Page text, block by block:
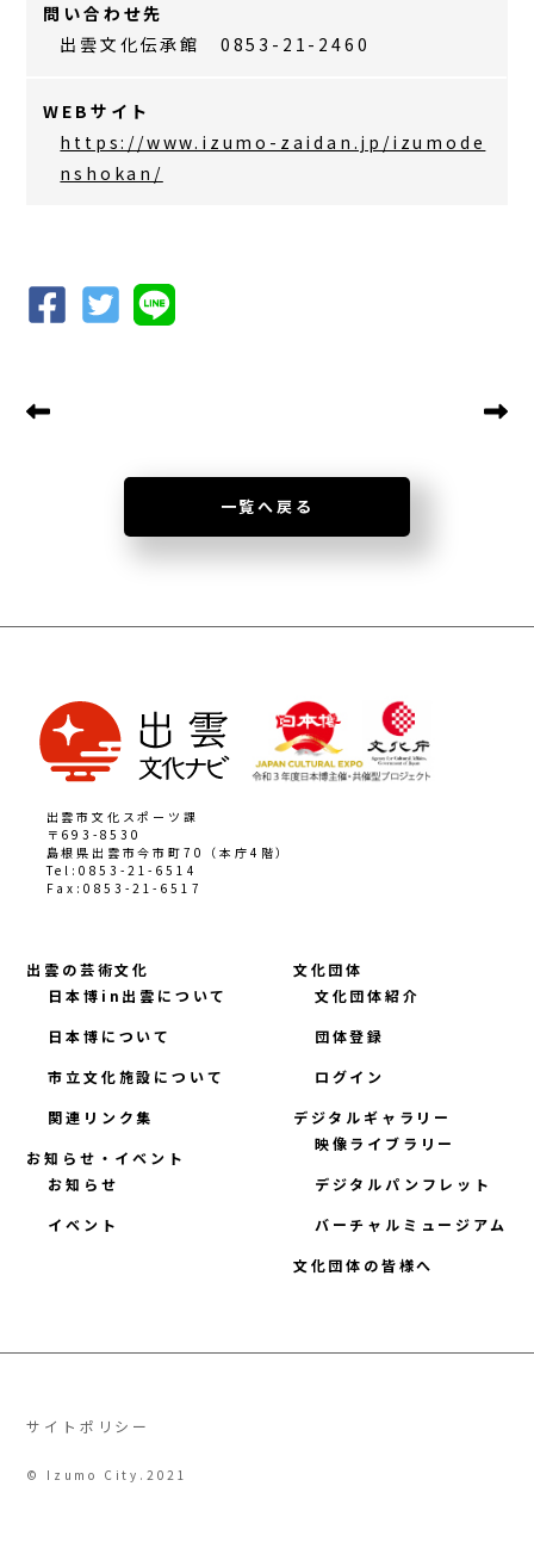
問い合わせ先
出雲文化伝承館 0853-21-2460
WEBサイト
https://www.izumo-zaidan.jp/izumode
nshokan/
一覧へ戻る
出雲市文化スポーツ課
〒693-8530
島根県出雲市今市町70（本庁4階）
Tel:0853-21-6514
Fax:0853-21-6517
出雲の芸術文化
日本博in出雲について
日本博について
市立文化施設について
関連リンク集
お知らせ・イベント
お知らせ
イベント
文化団体
文化団体紹介
団体登録
ログイン
デジタルギャラリー
映像ライブラリー
デジタルパンフレット
バーチャルミュージアム
文化団体の皆様へ
サイトポリシー
© Izumo City.2021